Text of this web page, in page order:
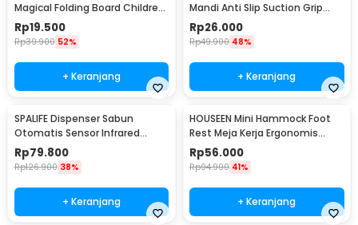
Magical Folding Board Children
Cloth - 002
Rp19.500
Rp39.900 52%
+ Keranjang
Mandi Anti Slip Suction Grip
Handle Safety - SG-188
Rp26.000
Rp49.900 48%
+ Keranjang
SPALIFE Dispenser Sabun
Otomatis Sensor Infrared
Stainless Steel 250ml - AD-03
Rp79.800
Rp126.900 38%
+ Keranjang
HOUSEEN Mini Hammock Foot
Rest Meja Kerja Ergonomis
Sandaran Kaki
Rp56.000
Rp94.900 41%
+ Keranjang